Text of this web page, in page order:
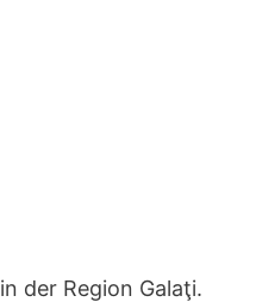
in der Region Galaţi.